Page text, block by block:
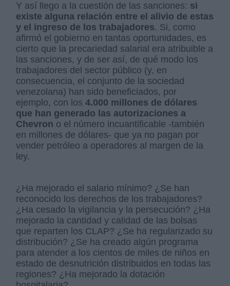
Y así llego a la cuestión de las sanciones: si
existe alguna relación entre el alivio de estas
y el ingreso de los trabajadores. Si, como
afirmó el gobierno en tantas oportunidades, es
cierto que la precariedad salarial era atribuible a
las sanciones, y de ser así, de qué modo los
trabajadores del sector público (y, en
consecuencia, el conjunto de la sociedad
venezolana) han sido beneficiados, por
ejemplo, con los 4.000 millones de dólares
que han generado las autorizaciones a
Chevron o el número incuantificable -también
en millones de dólares- que ya no pagan por
vender petróleo a operadores al margen de la
ley.
¿Ha mejorado el salario mínimo? ¿Se han
reconocido los derechos de los trabajadores?
¿Ha cesado la vigilancia y la persecución? ¿Ha
mejorado la cantidad y calidad de las bolsas
que reparten los CLAP? ¿Se ha regularizado su
distribución? ¿Se ha creado algún programa
para atender a los cientos de miles de niños en
estado de desnutrición distribuidos en todas las
regiones? ¿Ha mejorado la dotación